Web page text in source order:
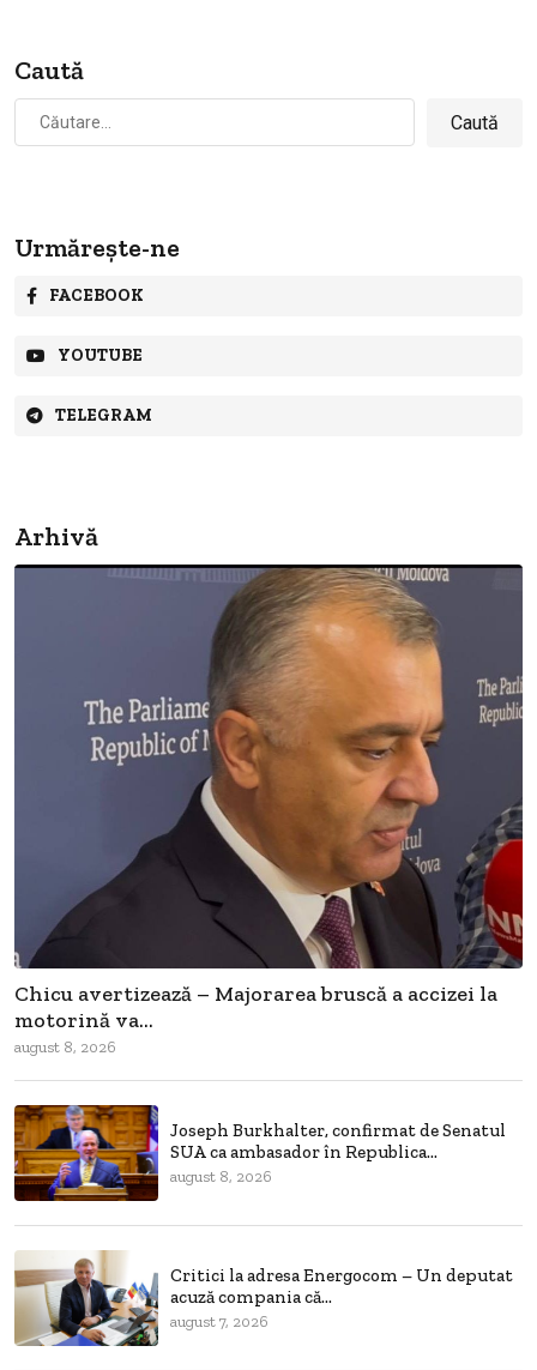
Caută
după:
Urmărește-ne
FACEBOOK
YOUTUBE
TELEGRAM
Arhivă
Chicu avertizează – Majorarea bruscă a accizei la
motorină va...
august 8, 2026
Joseph Burkhalter, confirmat de Senatul
SUA ca ambasador în Republica...
august 8, 2026
Critici la adresa Energocom – Un deputat
acuză compania că...
august 7, 2026